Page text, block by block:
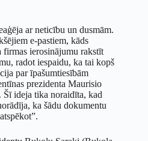
ar neticību un dusmām.
e-pastiem, kāds
ierosinājumu rakstīt
radot iespaidu, ka tai kopš
par īpašumtiesībām
prezidenta Maurisio
ideja tika noraidīta, kad
ka šādu dokumentu